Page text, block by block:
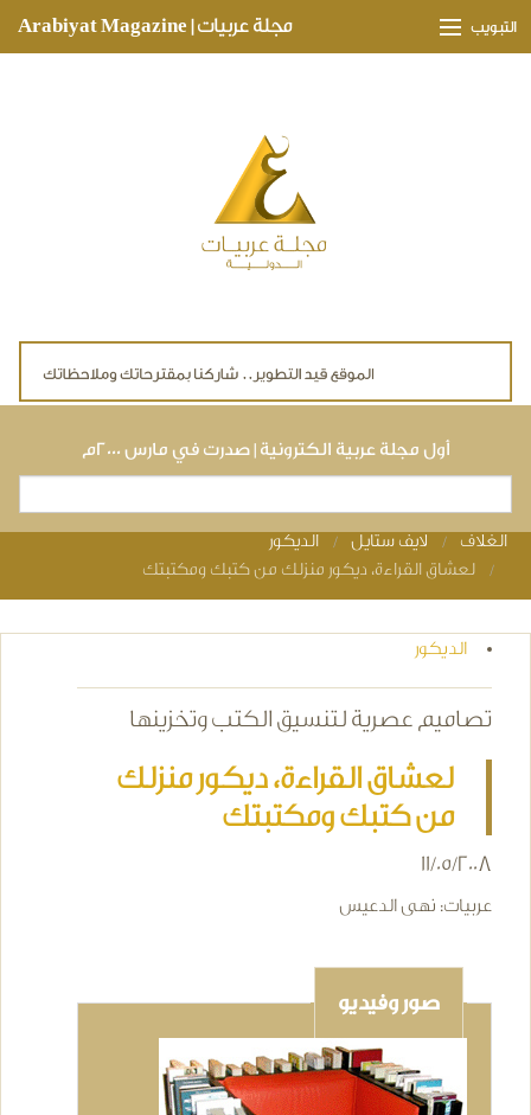
مجلة عربيات | Arabiyat Magazine التبويب
أول مجلة عربية الكترونية | صدرت في مارس ٢٠٠٠م
You are here
الغلاف لايف ستايل
الديكور
لعشاق القراءة، ديكور منزلك من كتبك ومكتبتك
الديكور
تصاميم عصرية لتنسيق الكتب وتخزينها
لعشاق القراءة، ديكور منزلك
من كتبك ومكتبتك
11/05/2008
عربيات: نهى الدعيس
صور وفيديو